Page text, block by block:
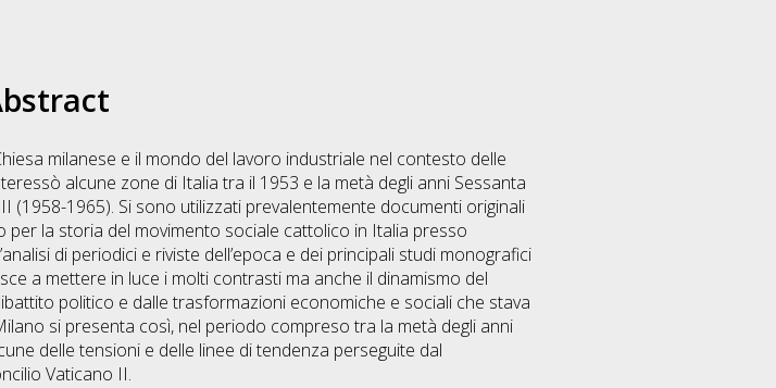
milanese e il mondo del lavoro industriale nel contesto delle
alcune zone di Italia tra il 1953 e la metà degli anni Sessanta
(1958-1965). Si sono utilizzati prevalentemente documenti originali
per la storia del movimento sociale cattolico in Italia presso
di periodici e riviste dell’epoca e dei principali studi monografici
a mettere in luce i molti contrasti ma anche il dinamismo del
politico e dalle trasformazioni economiche e sociali che stava
si presenta così, nel periodo compreso tra la metà degli anni
delle tensioni e delle linee di tendenza perseguite dal
Vaticano II.